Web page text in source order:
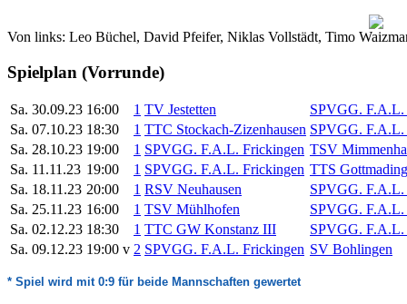
Von links: Leo Büchel, David Pfeifer, Niklas Vollstädt, Timo
Spielplan (Vorrunde)
Sa. 30.09.23 16:00 1 TV Jestetten
SPVGG. F.A.L.
Sa. 07.10.23 18:30 1 TTC Stockach-Zizenhausen SPVGG. F.A.L.
Sa. 28.10.23 19:00 1 SPVGG. F.A.L. Frickingen TSV
Sa. 11.11.23 19:00 1 SPVGG. F.A.L. Frickingen TTS
Sa. 18.11.23 20:00 1 RSV Neuhausen
SPVGG. F.A.L.
Sa. 25.11.23 16:00 1 TSV Mühlhofen
SPVGG. F.A.L.
Sa. 02.12.23 18:30 1 TTC GW Konstanz III
SPVGG. F.A.L.
Sa. 09.12.23 19:00 v 2 SPVGG. F.A.L. Frickingen SV Bohlingen
* Spiel wird mit 0:9 für beide Mannschaften gewertet